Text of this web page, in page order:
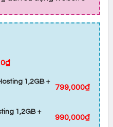
0₫
1,2GB +
799,000₫
1,2GB +
990,000₫